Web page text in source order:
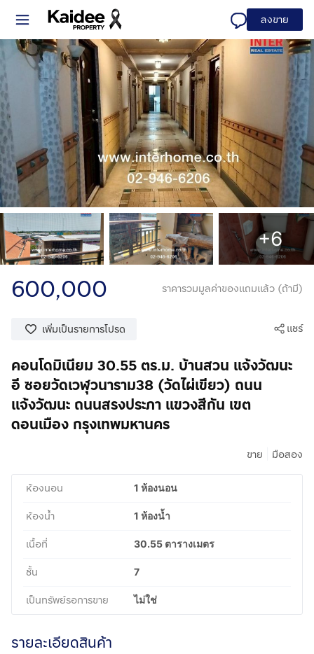
ลงขาย
+6
600,000 ราคารวมมูลค่าของแถมแล้ว (ถ้ามี)
เพิ่มเป็นรายการโปรด แชร์
คอนโดมิเนียม 30.55 ตร.ม. บ้านสวน แจ้งวัฒนะ
อี ซอยวัดเวฬุวนาราม38 (วัดไผ่เขียว) ถนน
แจ้งวัฒนะ ถนนสรงประภา แขวงสีกัน เขต
ดอนเมือง กรุงเทพมหานคร
ขาย มือสอง
ห้องนอน 1 ห้องนอน
ห้องน้ำ 1 ห้องน้ำ
เนื้อที่ 30.55 ตารางเมตร
ชั้น 7
เป็นทรัพย์รอการขาย ไม่ใช่
รายละเอียดสินค้า